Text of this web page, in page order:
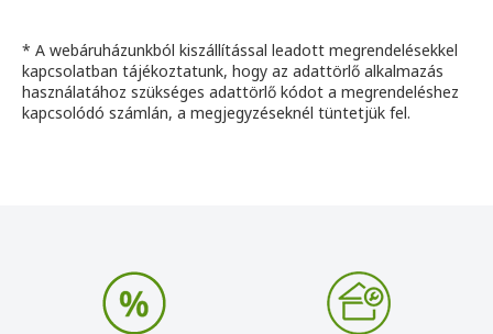
* A webáruházunkból kiszállítással leadott megrendelésekkel
kapcsolatban tájékoztatunk, hogy az adattörlő alkalmazás
használatához szükséges adattörlő kódot a megrendeléshez
kapcsolódó számlán, a megjegyzéseknél tüntetjük fel.